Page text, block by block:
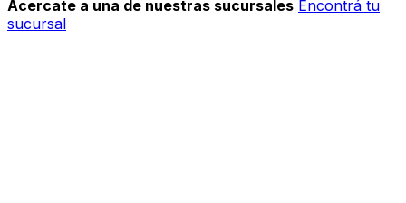
Acercate a una de nuestras sucursales Encontrá tu
sucursal